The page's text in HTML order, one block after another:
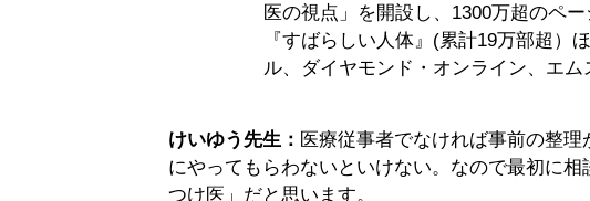
医の視点」を開設し、1300万超のペ
『すばらしい人体』(累計19万部超）
ル、ダイヤモンド・オンライン、エ
けいゆう先生： 医療従事者でなければ事前の整
にやってもらわないといけない。なので最初に
つけ医」だと思います。